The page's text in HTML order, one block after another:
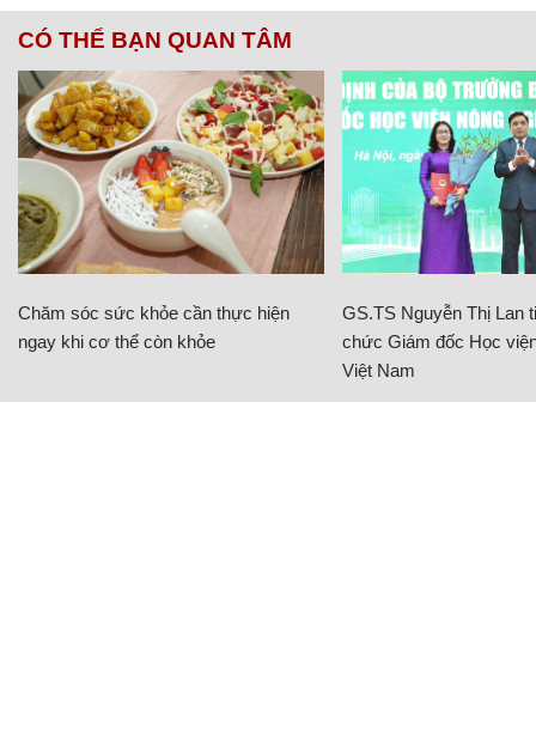
CÓ THỂ BẠN QUAN TÂM
Chăm sóc sức khỏe cần thực hiện
ngay khi cơ thể còn khỏe
GS.TS Nguyễn Thị Lan
chức Giám đốc Học
Việt Nam